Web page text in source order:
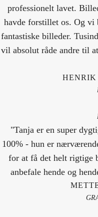
professionelt lavet.
havde forstillet os. Og
fantastiske billeder.
vil absolut råde andre til
"Tanja er en super
100% - hun er
for at få det helt rigtige
anbefale hende og